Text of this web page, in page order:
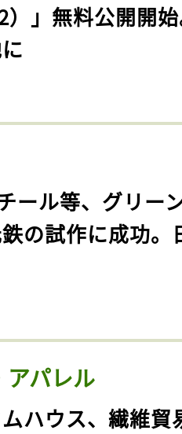
）」無料公開開
ール等、グリー
の試作に成功。
パレル
ムハウス、繊維貿